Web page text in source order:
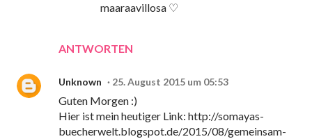
ANTWORTEN
maaraavillosa ♡
Unknown 25. August 2015 um 05:53
Guten Morgen :)
Hier ist mein heutiger Link: http://somayas-
buecherwelt.blogspot.de/2015/08/gemeinsam-